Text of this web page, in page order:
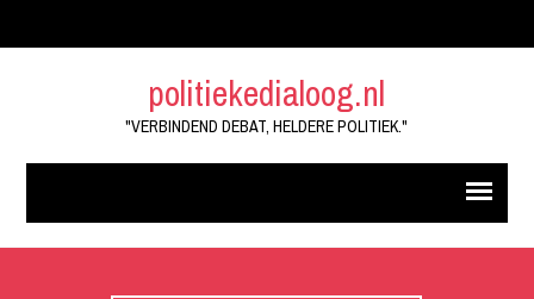
politiekedialoog.nl
"VERBINDEND DEBAT, HELDERE POLITIEK."